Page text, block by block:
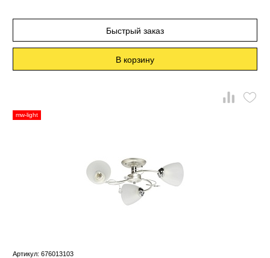
Быстрый заказ
В корзину
mw-light
Артикул: 676013103